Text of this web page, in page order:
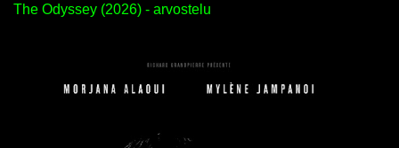
The Odyssey (2026) - arvostelu